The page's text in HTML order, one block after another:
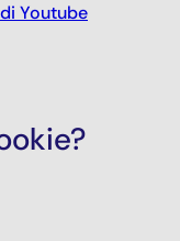
Youtube